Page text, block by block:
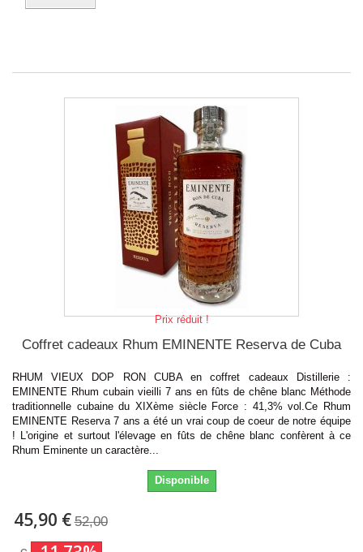
Prix réduit !
Coffret cadeaux Rhum EMINENTE Reserva de Cuba
RHUM VIEUX DOP RON CUBA en coffret cadeaux Distillerie :
EMINENTE Rhum cubain vieilli 7 ans en fûts de chêne blanc Méthode
traditionnelle cubaine du XIXème siècle Force : 41,3% vol.Ce Rhum
EMINENTE Reserva 7 ans a été un vrai coup de coeur de notre équipe
! L'origine et surtout l'élevage en fûts de chêne blanc confèrent à ce
Rhum Eminente un caractère...
Disponible
45,90 € 52,00